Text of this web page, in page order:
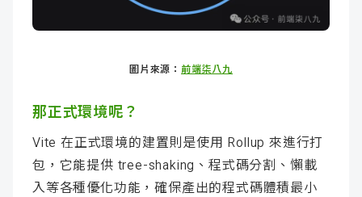
圖片來源： 前端柒八九
那正式環境呢？
Vite 在正式環境的建置則是使用 Rollup 來進行打
包，它能提供 tree-shaking、程式碼分割、懶載
入等各種優化功能，確保產出的程式碼體積最小